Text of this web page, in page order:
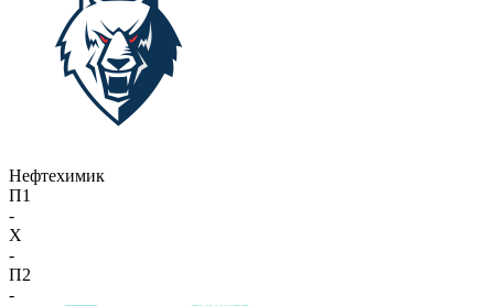
Нефтехимик
П1
-
X
-
П2
-